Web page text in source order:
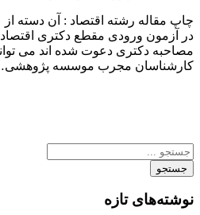
چاپ مقاله رشته اقتصاد : آن دسته
در آزمون ورودی مقطع دکتری
مصاحبه دکتری دعوت شده اند می
کارشناسان مجرب موسسه
جستجو
نوشته‌های تازه